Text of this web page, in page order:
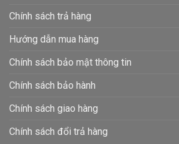
Chính sách trả hàng
Hướng dẫn mua hàng
Chính sách bảo mật thông tin
Chính sách bảo hành
Chính sách giao hàng
Chính sách đổi trả hàng